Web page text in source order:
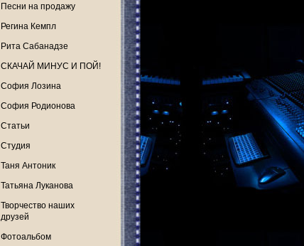
Песни на продажу
Регина Кемпл
Рита Сабанадзе
СКАЧАЙ МИНУС И ПОЙ!
София Лозина
София Родионова
Статьи
Студия
Таня Антоник
Татьяна Луканова
Творчество наших
друзей
Фотоальбом